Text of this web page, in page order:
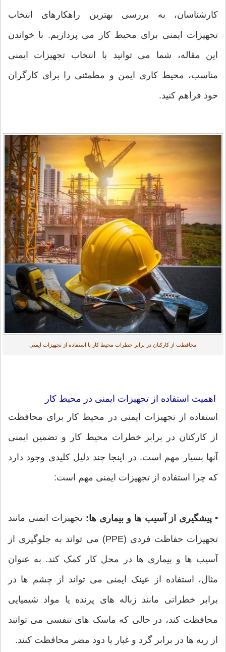
کارشناسان، به بررسی بهترین راهکارهای انتخاب
تجهیزات ایمنی برای محیط کار می پردازیم. با خواندن
این مقاله، شما می توانید با انتخاب تجهیزات ایمنی
مناسب، محیط کاری ایمن و مطمئنی را برای کارگران
خود فراهم کنید.
محافظت از کارکنان در برابر خطرات محیط کار با استفاده از تجهیزات ایمنی
اهمیت استفاده از تجهیزات ایمنی در محیط کار
استفاده از تجهیزات ایمنی در محیط کار برای محافظت
از کارکنان در برابر خطرات محیط کار و تضمین ایمنی
آنها بسیار مهم است. در اینجا چند دلیل کلیدی وجود دارد
که چرا استفاده از تجهیزات ایمنی مهم است:
•پیشگیری از آسیب ها و بیماری ها: تجهیزات ایمنی مانند
تجهیزات حفاظت فردی (PPE) می تواند به جلوگیری از
آسیب ها و بیماری ها در محل کار کمک کند. به عنوان
مثال، استفاده از عینک ایمنی می تواند از چشم ها در
برابر خطراتی مانند زباله های پرنده یا مواد شیمیایی
محافظت کند، در حالی که ماسک های تنفسی می توانند
از ریه ها در برابر گرد و غبار یا دود مضر محافظت کنند.